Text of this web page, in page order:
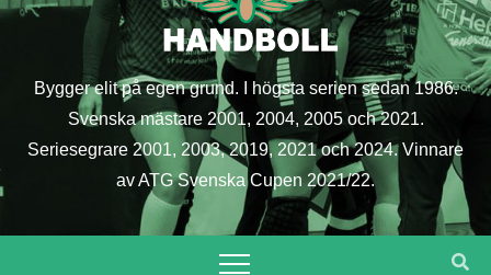
Bygger elit på egen grund. I högsta serien sedan 1986.
Svenska mästare 2001, 2004, 2005 och 2021.
Seriesegrare 2001, 2003, 2019, 2021 och 2024. Vinnare
av ATG Svenska Cupen 2021/22.